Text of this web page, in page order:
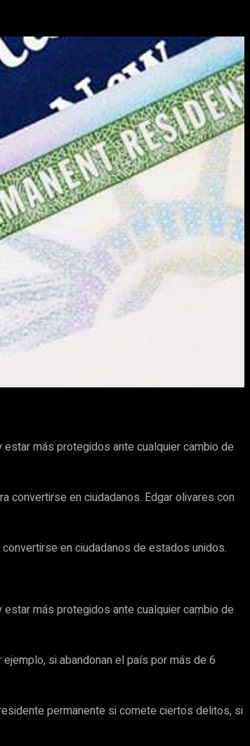
más protegidos ante cualquier cambio de
convertirse en ciudadanos. Edgar olivares con
en ciudadanos de estados unidos.
más protegidos ante cualquier cambio de
si abandonan el país por más de 6
permanente si comete ciertos delitos, si